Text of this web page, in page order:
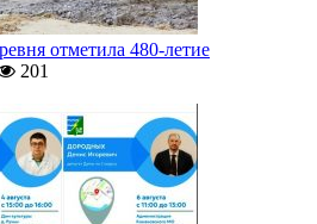
отметила 480-летие
201